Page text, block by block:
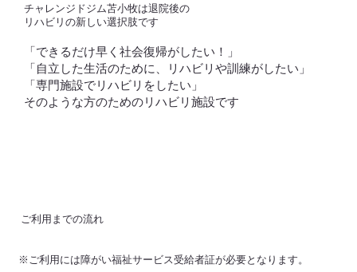
​「できるだけ早く社会復帰がしたい！」
「自立した生活のために、リハビリや訓練がしたい」
​「専門施設でリハビリをしたい」
​そのような方のためのリハビリ施設です
​チャレンジドジム苫小牧は退院後の
リハビリの新しい選択肢です
​ご利用までの流れ
​※ご利用には障がい福祉サービス受給者証が必要となります。